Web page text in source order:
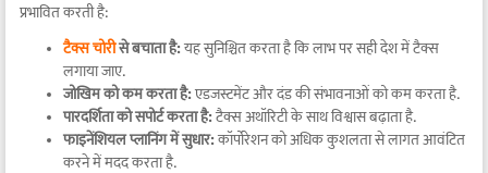
प्रभावित करती है:
टैक्स चोरीसे बचाता है: यह सुनिश्चित करता है कि लाभ पर सही देश में टैक्स
लगाया जाए.
जोखिम को कम करता है: एडजस्टमेंट और दंड की संभावनाओं को कम करता है.
पारदर्शिता को सपोर्ट करता है: टैक्स अथॉरिटी के साथ विश्वास बढ़ाता है.
फाइनेंशियल प्लानिंग में सुधार: कॉर्पोरेशन को अधिक कुशलता से लागत आवंटित
करने में मदद करता है.